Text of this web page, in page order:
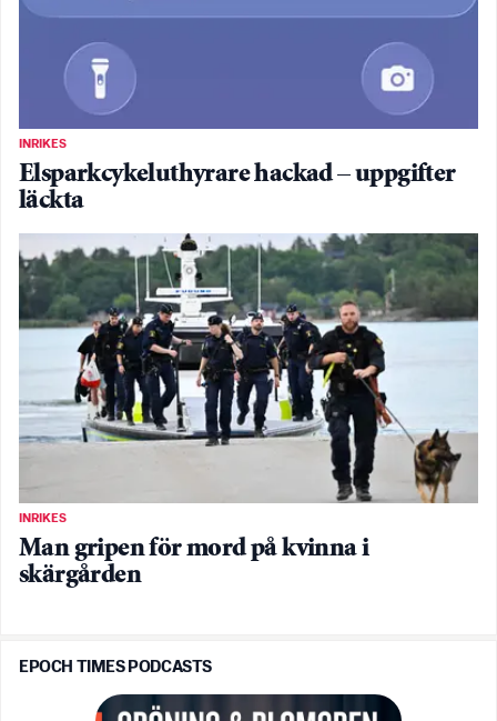
INRIKES
Elsparkcykeluthyrare hackad – uppgifter
läckta
INRIKES
Man gripen för mord på kvinna i
skärgården
EPOCH TIMES PODCASTS